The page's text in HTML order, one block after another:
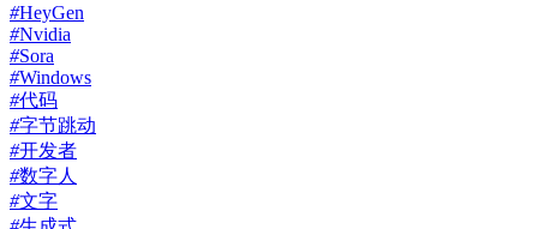
#HeyGen
#Nvidia
#Sora
#Windows
#代码
#字节跳动
#开发者
#数字人
#文字